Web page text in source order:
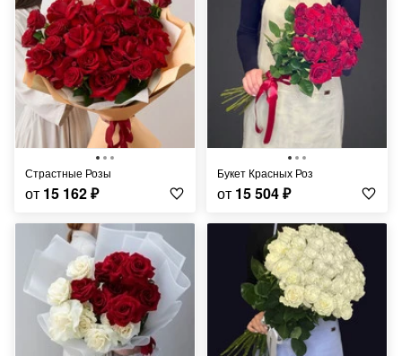
Страстные Розы
от 15 162₽
Букет Красных Роз
от 15 504₽